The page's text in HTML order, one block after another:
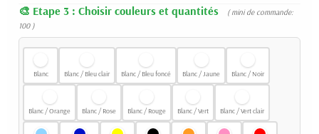
Etape 3 : Choisir couleurs et quantités
( mini de commande:
100 )
Blanc Blanc / Bleu clair Blanc / Bleu foncé Blanc / Jaune Blanc / Noir
Blanc / Orange Blanc / Rose Blanc / Rouge Blanc / Vert Blanc / Vert clair